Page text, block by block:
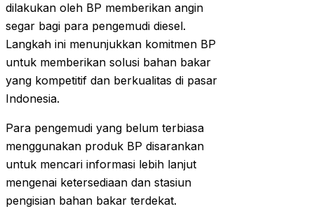
dilakukan oleh BP memberikan angin
segar bagi para pengemudi diesel.
Langkah ini menunjukkan komitmen BP
untuk memberikan solusi bahan bakar
yang kompetitif dan berkualitas di pasar
Indonesia.
Para pengemudi yang belum terbiasa
menggunakan produk BP disarankan
untuk mencari informasi lebih lanjut
mengenai ketersediaan dan stasiun
pengisian bahan bakar terdekat.